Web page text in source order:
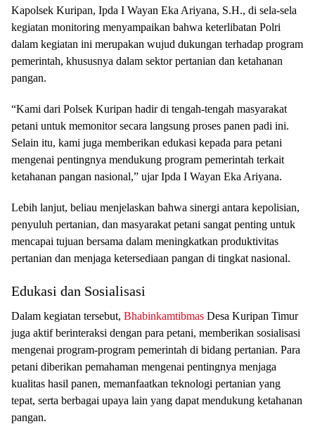
Kapolsek Kuripan, Ipda I Wayan Eka Ariyana, S.H., di sela-sela
kegiatan monitoring menyampaikan bahwa keterlibatan Polri
dalam kegiatan ini merupakan wujud dukungan terhadap program
pemerintah, khususnya dalam sektor pertanian dan ketahanan
pangan.
“Kami dari Polsek Kuripan hadir di tengah-tengah masyarakat
petani untuk memonitor secara langsung proses panen padi ini.
Selain itu, kami juga memberikan edukasi kepada para petani
mengenai pentingnya mendukung program pemerintah terkait
ketahanan pangan nasional,” ujar Ipda I Wayan Eka Ariyana.
Lebih lanjut, beliau menjelaskan bahwa sinergi antara kepolisian,
penyuluh pertanian, dan masyarakat petani sangat penting untuk
mencapai tujuan bersama dalam meningkatkan produktivitas
pertanian dan menjaga ketersediaan pangan di tingkat nasional.
Edukasi dan Sosialisasi
Dalam kegiatan tersebut, Bhabinkamtibmas Desa Kuripan Timur
juga aktif berinteraksi dengan para petani, memberikan sosialisasi
mengenai program-program pemerintah di bidang pertanian. Para
petani diberikan pemahaman mengenai pentingnya menjaga
kualitas hasil panen, memanfaatkan teknologi pertanian yang
tepat, serta berbagai upaya lain yang dapat mendukung ketahanan
pangan.